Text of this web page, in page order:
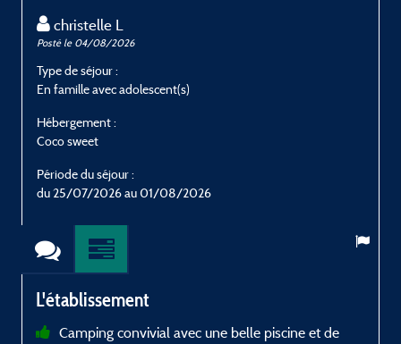
christelle L
Posté le 04/08/2026
Type de séjour :
En famille avec adolescent(s)
Hébergement :
Coco sweet
Période du séjour :
du 25/07/2026 au 01/08/2026
L'établissement
Camping convivial avec une belle piscine et de